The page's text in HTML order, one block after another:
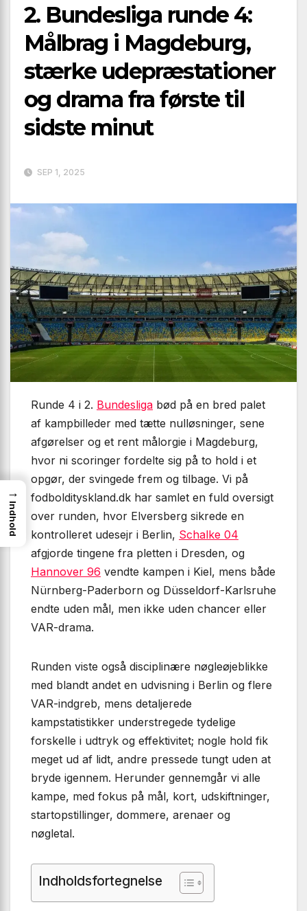
2. Bundesliga runde 4:
Målbrag i Magdeburg,
stærke udepræstationer
og drama fra første til
sidste minut
SEP 1, 2025
Runde 4 i 2. Bundesliga bød på en bred palet
af kampbilleder med tætte nulløsninger, sene
afgørelser og et rent målorgie i Magdeburg,
hvor ni scoringer fordelte sig på to hold i et
opgør, der svingede frem og tilbage. Vi på
fodboldityskland.dk har samlet en fuld oversigt
over runden, hvor Elversberg sikrede en
kontrolleret udesejr i Berlin, Schalke 04
afgjorde tingene fra pletten i Dresden, og
Hannover 96 vendte kampen i Kiel, mens både
Nürnberg-Paderborn og Düsseldorf-Karlsruhe
endte uden mål, men ikke uden chancer eller
VAR-drama.
Runden viste også disciplinære nøgleøjeblikke
med blandt andet en udvisning i Berlin og flere
VAR-indgreb, mens detaljerede
kampstatistikker understregede tydelige
forskelle i udtryk og effektivitet; nogle hold fik
meget ud af lidt, andre pressede tungt uden at
bryde igennem. Herunder gennemgår vi alle
kampe, med fokus på mål, kort, udskiftninger,
startopstillinger, dommere, arenaer og
nøgletal.
Indholdsfortegnelse
→
Indhold